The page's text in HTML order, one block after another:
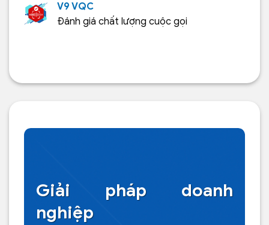
V9 VQC
Đánh giá chất lượng cuộc gọi
Giải pháp doanh
nghiệp